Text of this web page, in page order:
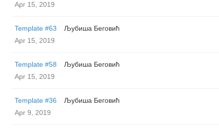
Apr 15, 2019
Template #63
Љубиша Беговић
Apr 15, 2019
Template #58
Љубиша Беговић
Apr 15, 2019
Template #36
Љубиша Беговић
Apr 9, 2019